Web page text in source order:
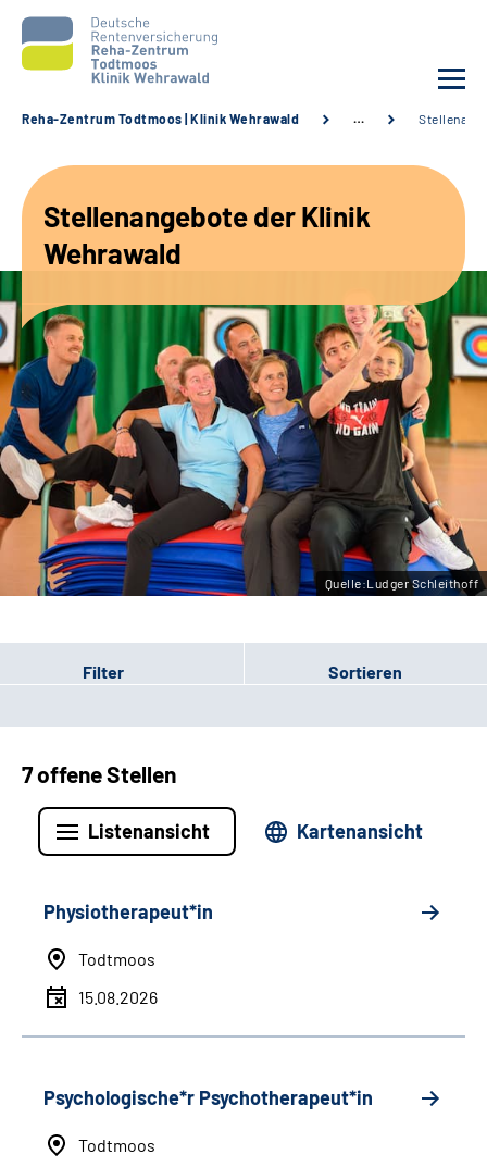
Unsere Angebote
Karriere
Sozialdienste & Zuweisende
Suche
Leichte Sprache
Gebärdensprache
Reha-Zentrum Todtmoos | Klinik Wehrawald …
Stellenangebote der Klinik
Wehrawald
Quelle:Ludger Schleithoff
Filter Sortieren
7 offene Stellen
Listenansicht Kartenansicht
Physiotherapeut*in
Todtmoos
15.08.2026
Psychologische*r Psychotherapeut*in
Todtmoos